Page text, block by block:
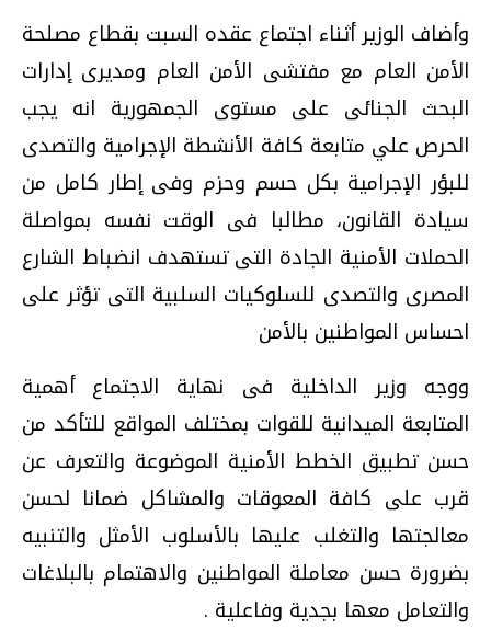
وأضاف الوزير أثناء اجتماع عقده السبت بقطاع مصلحة
الأمن العام مع مفتشى الأمن العام ومديرى إدارات
البحث الجنائى على مستوى الجمهورية انه يجب
الحرص علي متابعة كافة الأنشطة الإجرامية والتصدى
للبؤر الإجرامية بكل حسم وحزم وفى إطار كامل من
سيادة القانون، مطالبا فى الوقت نفسه بمواصلة
الحملات الأمنية الجادة التى تستهدف انضباط الشارع
المصرى والتصدى للسلوكيات السلبية التى تؤثر على
احساس المواطنين بالأمن
ووجه وزير الداخلية فى نهاية الاجتماع أهمية
المتابعة الميدانية للقوات بمختلف المواقع للتأكد من
حسن تطبيق الخطط الأمنية الموضوعة والتعرف عن
قرب على كافة المعوقات والمشاكل ضمانا لحسن
معالجتها والتغلب عليها بالأسلوب الأمثل والتنبيه
بضرورة حسن معاملة المواطنين والاهتمام بالبلاغات
والتعامل معها بجدية وفاعلية .